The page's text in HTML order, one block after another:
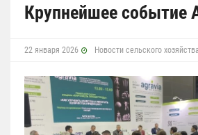
Крупнейшее событие
22 января 2026 Новости сельского